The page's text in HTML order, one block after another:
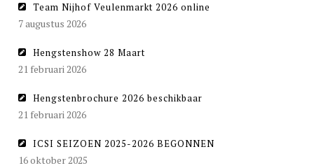
Team Nijhof Veulenmarkt 2026 online
7 augustus 2026
Hengstenshow 28 Maart
21 februari 2026
Hengstenbrochure 2026 beschikbaar
21 februari 2026
ICSI SEIZOEN 2025-2026 BEGONNEN
16 oktober 2025